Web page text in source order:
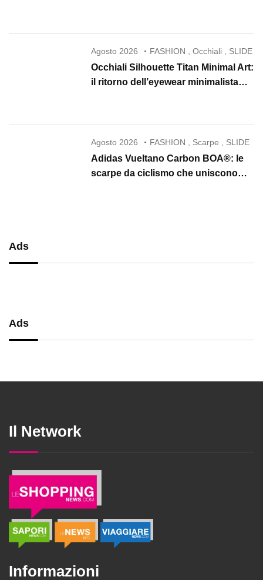
Agosto 2026 FASHION ,Occhiali , SLIDE
Occhiali Silhouette Titan Minimal Art:
il ritorno dell’eyewear minimalista
Agosto 2026 FASHION Scarpe SLIDE
Adidas Vueltano Carbon BOA®: le
scarpe da ciclismo che uniscono
Ads
Ads
Il Network
Informazioni